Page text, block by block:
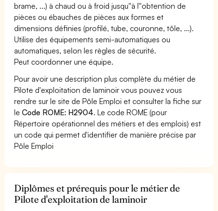
brame, ...) à chaud ou à froid jusqu''à l''obtention de
pièces ou ébauches de pièces aux formes et
dimensions définies (profilé, tube, couronne, tôle, ...).
Utilise des équipements semi-automatiques ou
automatiques, selon les règles de sécurité.
Peut coordonner une équipe.
Pour avoir une description plus complète du métier de
Pilote d'exploitation de laminoir vous pouvez vous
rendre sur le site de Pôle Emploi et consulter la fiche sur
leCode ROME: H2904. Le code ROME (pour
Répertoire opérationnel des métiers et des emplois) est
un code qui permet d'identifier de manière précise par
Pôle Emploi
Diplômes et prérequis pour le métier de
Pilote d'exploitation de laminoir